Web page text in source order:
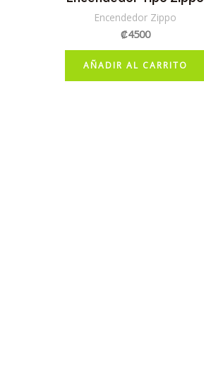
Encendedor Zippo
₡4500
AÑADIR AL CARRITO